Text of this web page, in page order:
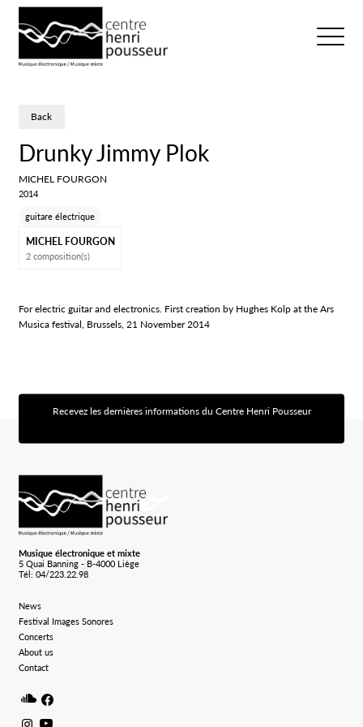
Ouvrir/
Back
Drunky Jimmy Plok
MICHEL FOURGON
2014
guitare électrique
MICHEL FOURGON
2 composition(s)
For electric guitar and electronics. First creation by Hughes Kolp at the Ars
Musica festival, Brussels, 21 November 2014
Recevez les dernières informations du Centre Henri Pousseur
Musique électronique et mixte
5 Quai Banning - B-4000 Liège
Tél: 04/223.22.98
News
Festival Images Sonores
Concerts
About us
Contact
Soundcloud
Facebook